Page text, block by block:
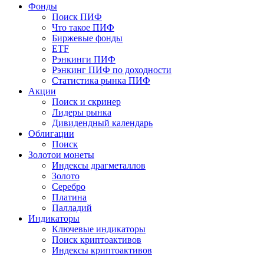
Фонды
Поиск ПИФ
Что такое ПИФ
Биржевые фонды
ETF
Рэнкинги ПИФ
Рэнкинг ПИФ по доходности
Статистика рынка ПИФ
Акции
Поиск и скринер
Лидеры рынка
Дивидендный календарь
Облигации
Поиск
Золотои монеты
Индексы драгметаллов
Золото
Серебро
Платина
Палладий
Индикаторы
Ключевые индикаторы
Поиск криптоактивов
Индексы криптоактивов